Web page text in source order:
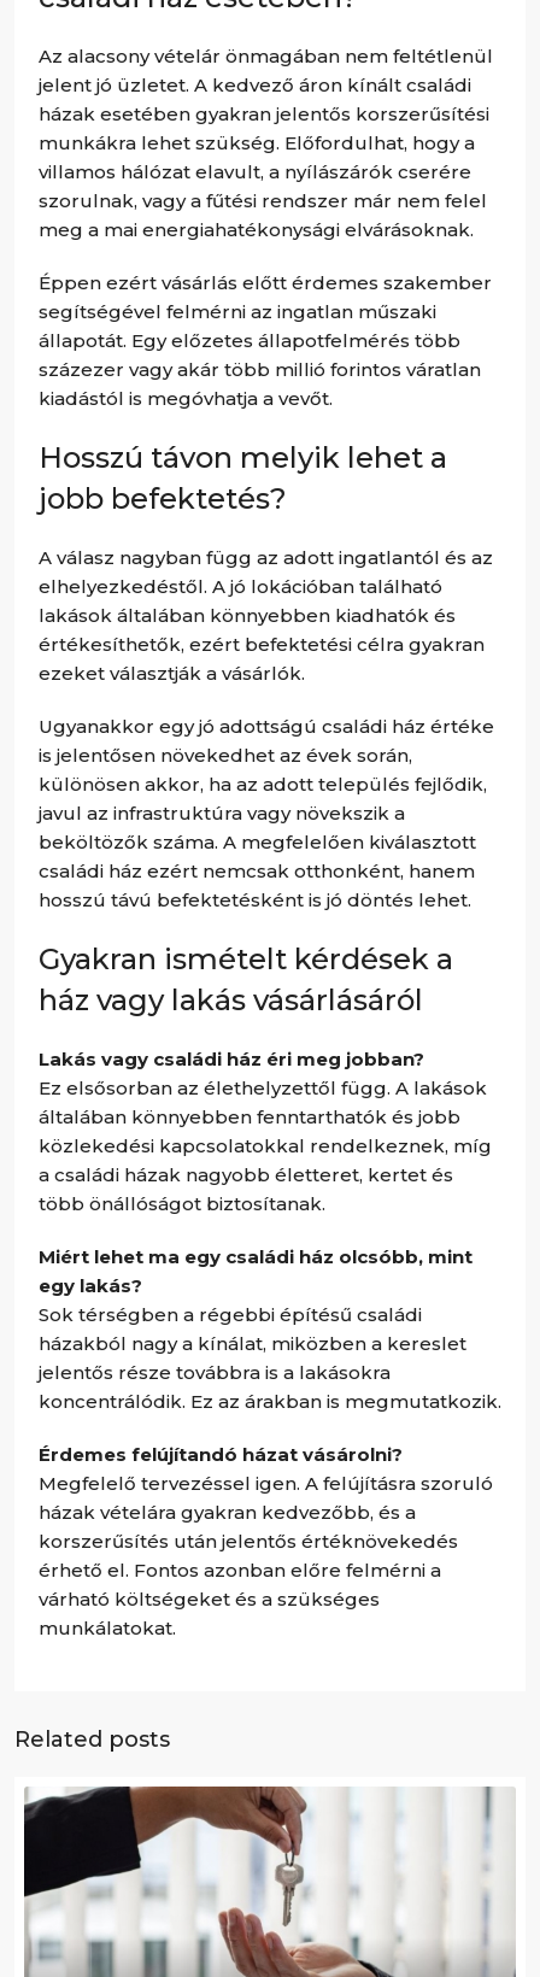
Az alacsony vételár önmagában nem feltétlenül
jelent jó üzletet. A kedvező áron kínált családi
házak esetében gyakran jelentős korszerűsítési
munkákra lehet szükség. Előfordulhat, hogy a
villamos hálózat elavult, a nyílászárók cserére
szorulnak, vagy a fűtési rendszer már nem felel
meg a mai energiahatékonysági elvárásoknak.
Éppen ezért vásárlás előtt érdemes szakember
segítségével felmérni az ingatlan műszaki
állapotát. Egy előzetes állapotfelmérés több
százezer vagy akár több millió forintos váratlan
kiadástól is megóvhatja a vevőt.
Hosszú távon melyik lehet a
jobb befektetés?
A válasz nagyban függ az adott ingatlantól és az
elhelyezkedéstől. A jó lokációban található
lakások általában könnyebben kiadhatók és
értékesíthetők, ezért befektetési célra gyakran
ezeket választják a vásárlók.
Ugyanakkor egy jó adottságú családi ház értéke
is jelentősen növekedhet az évek során,
különösen akkor, ha az adott település fejlődik,
javul az infrastruktúra vagy növekszik a
beköltözők száma. A megfelelően kiválasztott
családi ház ezért nemcsak otthonként, hanem
hosszú távú befektetésként is jó döntés lehet.
Gyakran ismételt kérdések a
ház vagy lakás vásárlásáról
Lakás vagy családi ház éri meg jobban?
Ez elsősorban az élethelyzettől függ. A lakások
általában könnyebben fenntarthatók és jobb
közlekedési kapcsolatokkal rendelkeznek, míg
a családi házak nagyobb életteret, kertet és
több önállóságot biztosítanak.
Miért lehet ma egy családi ház olcsóbb, mint
egy lakás?
Sok térségben a régebbi építésű családi
házakból nagy a kínálat, miközben a kereslet
jelentős része továbbra is a lakásokra
koncentrálódik. Ez az árakban is megmutatkozik.
Érdemes felújítandó házat vásárolni?
Megfelelő tervezéssel igen. A felújításra szoruló
házak vételára gyakran kedvezőbb, és a
korszerűsítés után jelentős értéknövekedés
érhető el. Fontos azonban előre felmérni a
várható költségeket és a szükséges
munkálatokat.
Related posts